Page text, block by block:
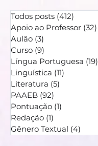
Todos posts (412)
Apoio ao Professor (32)
Aulão (3)
Curso (9)
Língua Portuguesa (19)
Linguística (11)
Literatura (5)
PAAEB (92)
Pontuação (1)
Redação (1)
Gênero Textual (4)